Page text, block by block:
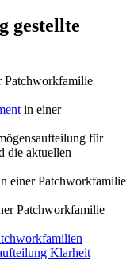
gestellte
Patchworkfamilie
in einer
für
die aktuellen
einer Patchworkfamilie
Patchworkfamilie
Klarheit